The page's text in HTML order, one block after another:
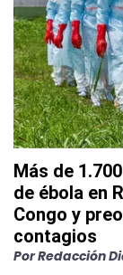
Más de
de ébola en
Congo y
contagios
PorRedacción